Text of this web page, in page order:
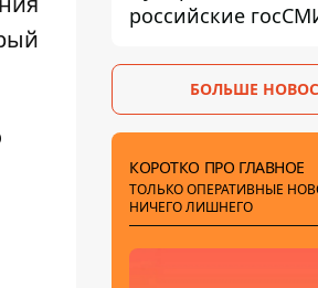
российские
пропагандистскую
кампанию
БОЛЬШЕ
КОРОТКО ПРО ГЛАВНОЕ
ТОЛЬКО ОПЕРАТИВНЫЕ
НИЧЕГО ЛИШНЕГО